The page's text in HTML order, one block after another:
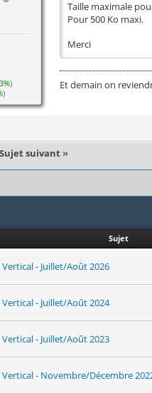
)
)
Taille maximale
Pour 500 Ko maxi.
Merci
Et demain on
Sujet suivant »
Sujet
Vertical - Juillet/Août 2026
Vertical - Juillet/Août 2024
Vertical - Juillet/Août 2023
Vertical - Novembre/Décembre